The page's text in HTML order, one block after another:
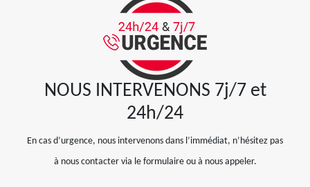
NOUS INTERVENONS 7j/7 et
24h/24
En cas d’urgence, nous intervenons dans l’immédiat, n’hésitez pas
à nous contacter via le formulaire ou à nous appeler.